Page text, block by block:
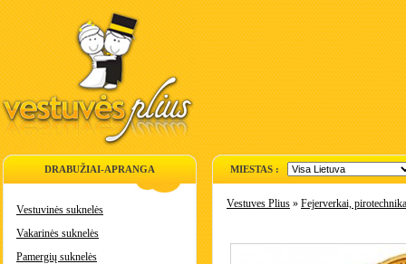
DRABUŽIAI-APRANGA
Vestuvinės suknelės
Vakarinės suknelės
Pamergių suknelės
MIESTAS :
Vestuves Plius » Fejerverkai, pirotechnika